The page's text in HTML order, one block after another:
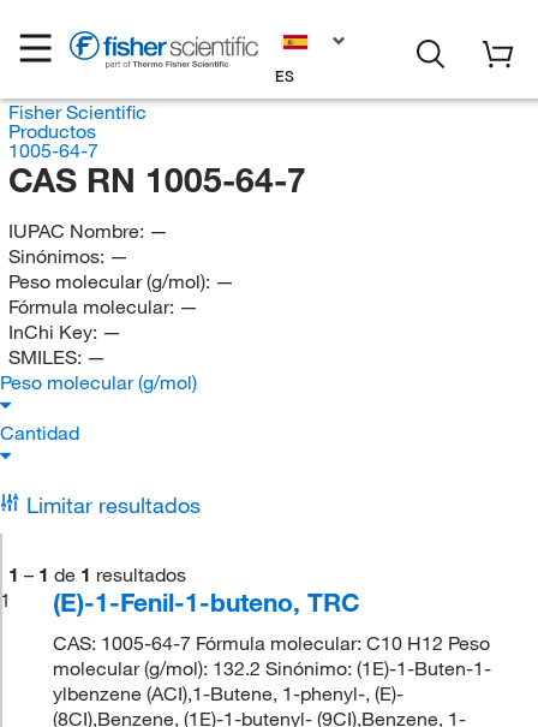
ES
Fisher Scientific
Productos
1005-64-7
CAS RN 1005-64-7
IUPAC Nombre: —
Sinónimos: —
Peso molecular (g/mol): —
Fórmula molecular: —
InChi Key: —
SMILES: —
Peso molecular (g/mol)
Cantidad
Limitar resultados
1 – 1 de 1 resultados
1
(E)-1-Fenil-1-buteno, TRC
CAS: 1005-64-7 Fórmula molecular: C10 H12 Peso
molecular (g/mol): 132.2 Sinónimo: (1E)-1-Buten-1-
ylbenzene (ACI),1-Butene, 1-phenyl-, (E)-
(8CI),Benzene, (1E)-1-butenyl- (9CI),Benzene, 1-